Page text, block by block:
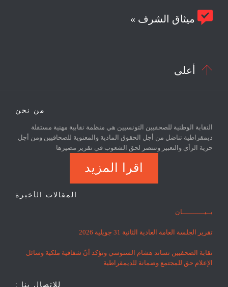
 ميثاق الشرف »
 أعلى
من نحن
النقابة الوطنية للصحفيين التونسيين هي منظمة نقابية مهنية مستقلة
ديمقراطية تناضل من أجل الحقوق المادية والمعنوية للصحافيين ومن أجل
حرية الرأي والتعبير وتنتصر لحق الشعوب في تقرير مصيرها
اقرا المزيد
المقالات الأخيرة
بــيـــــــــــان
تقرير الجلسة العامة العادية الثانية 31 جويلية 2026
نقابة الصحفيين تساند هشام السنوسي وتؤكد أنّ شفافية ملكية وسائل
الإعلام حق للمجتمع وضمانة للديمقراطية
للاتصال بنا :